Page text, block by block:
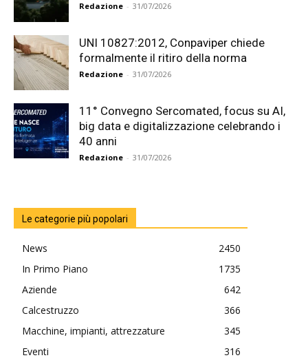
Redazione - 31/07/2026
UNI 10827:2012, Conpaviper chiede
formalmente il ritiro della norma
Redazione - 31/07/2026
11° Convegno Sercomated, focus su AI,
big data e digitalizzazione celebrando i
40 anni
Redazione - 31/07/2026
Le categorie più popolari
News
2450
In Primo Piano
1735
Aziende
642
Calcestruzzo
366
Macchine, impianti, attrezzature
345
Eventi
316